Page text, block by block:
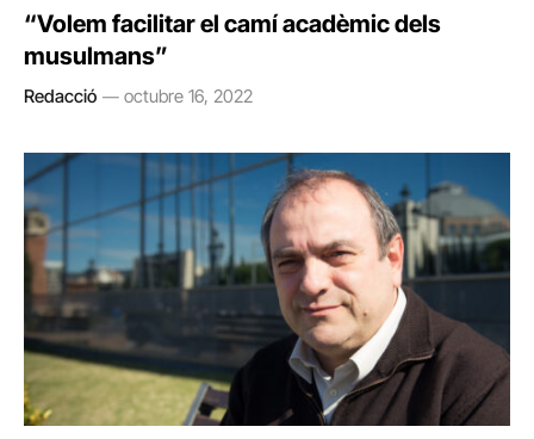
“Volem facilitar el camí acadèmic dels
musulmans”
Redacció octubre 16, 2022